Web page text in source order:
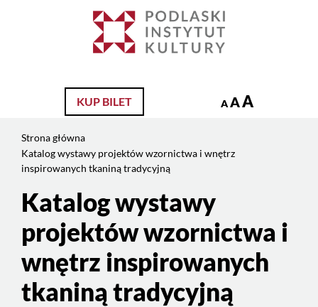
wnętrz
inspirowanych
tkaniną
tradycyjną
KUP BILET A AA
Strona główna
Katalog wystawy projektów wzornictwa i wnętrz
inspirowanych tkaniną tradycyjną
Treść
stronyKatalog wystawy
projektów wzornictwa i
wnętrz inspirowanych
tkaniną tradycyjną